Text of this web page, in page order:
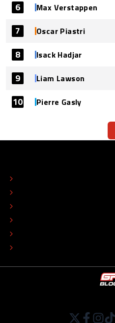
6 Max Verstappen
7 Oscar Piastri
8 Isack Hadjar
9 Liam Lawson
10 Pierre Gasly